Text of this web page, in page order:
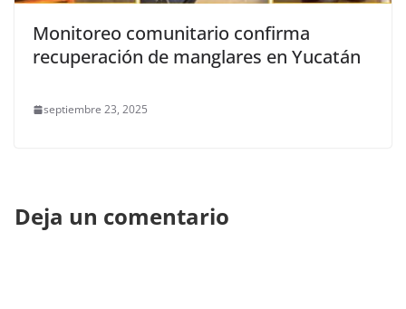
Monitoreo comunitario confirma
recuperación de manglares en Yucatán
septiembre 23, 2025
Deja un comentario